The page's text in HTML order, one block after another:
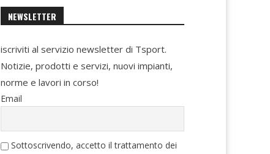
NEWSLETTER
iscriviti al servizio newsletter di Tsport.
Notizie, prodotti e servizi, nuovi impianti,
norme e lavori in corso!
Email
Sottoscrivendo, accetto il trattamento dei